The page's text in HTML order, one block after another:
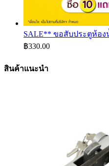
SALE** ขอสับประตูห้อง
฿330.00
สินค้าแนะนำ